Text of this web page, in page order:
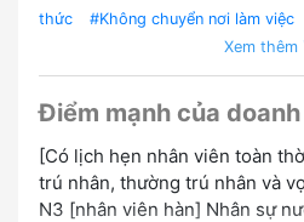
thức
#Không chuyển nơi làm việc
#Có chế độ nghỉ thai sản/nuôi con
nghiệm
#Chào đón sinh viên mới
nghiệm OK
#Có thể đi làm bằng
nước ngoài
#Tuyển dụng tokutei
bản/chuyên sâu
Xem
Điểm mạnh của
[Có lịch hẹn nhân viên toàn
trú nhân, thường trú nhân và
N3 [nhân viên hàn] Nhân sự